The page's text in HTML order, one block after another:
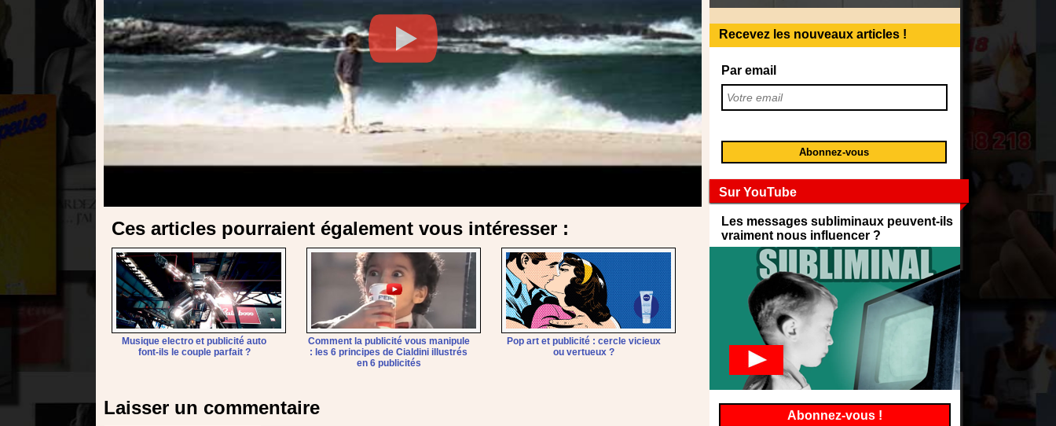
Ces articles pourraient également vous intéresser :
Musique electro et publicité auto
font-ils le couple parfait ?
Comment la publicité vous manipule
: les 6 principes de Cialdini illustrés
en 6 publicités
Pop art et publicité : cercle vicieux
ou vertueux ?
Laisser un commentaire
Recevez les nouveaux articles !
Par email
Sur YouTube
Les messages subliminaux peuvent-ils
vraiment nous influencer ?
Abonnez-vous !